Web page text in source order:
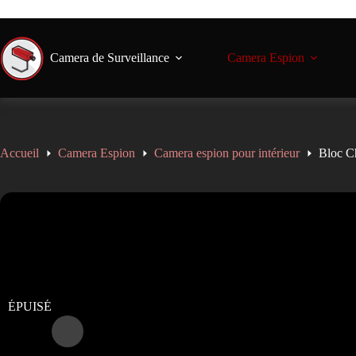
Camera de Surveillance Camera Espion
Accueil Camera Espion Camera espion pour intérieur Bloc
ÉPUISÉ
🚚 Livraison gratuite en France